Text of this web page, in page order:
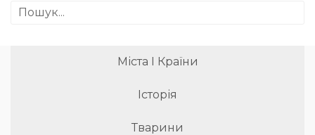
Міста І Країни
Історія
Тварини